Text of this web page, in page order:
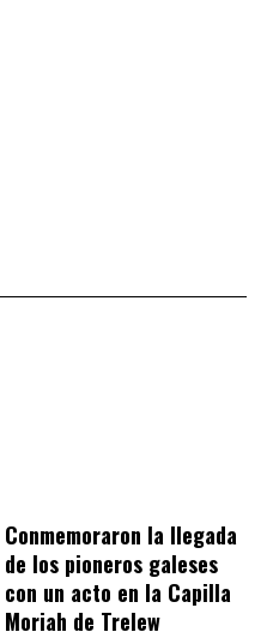
Conmemoraron la llegada
de los pioneros galeses
con un acto en la Capilla
Moriah de Trelew